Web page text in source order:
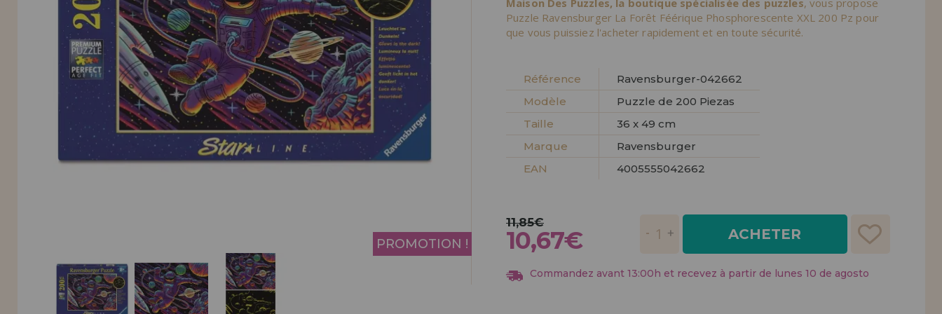
INFORMATION
info@maisondespuzzles.fr
Allez-y! Nous vous attendions.
NOUVEAU CLIENT
Allez-y! Nous vous attendions.
ENREGISTREMENT
Maison Des Puzzles, la boutique spécialisée des puzzles, vous propose
Puzzle Ravensburger La Forêt Féérique Phosphorescente XXL 200 Pz pour
que vous puissiez l'acheter rapidement et en toute sécurité.
Référence
Ravensburger-042662
Modèle
Puzzle de 200 Piezas
Taille
36 x 49 cm
Marque
Ravensburger
EAN
4005555042662
PROMOTION !
11,85€
10,67€ ACHETER
Commandez avant 13:00h et recevez à partir de lunes 10 de agosto